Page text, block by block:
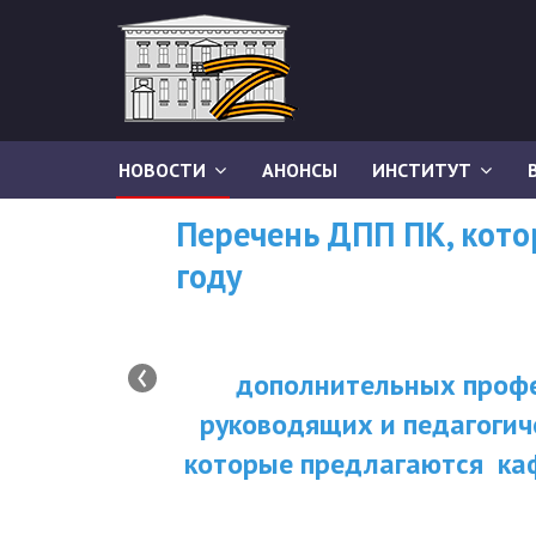
НОВОСТИ АНОНСЫ ИНСТИТУТ
Перечень ДПП ПК,
году
дополнительных
руководящих и
которые предлагаются
‹